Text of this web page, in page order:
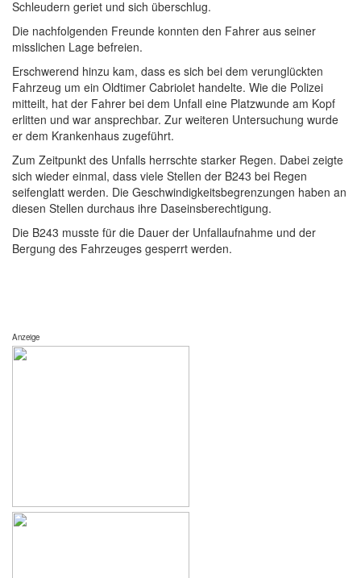
Schleudern geriet und sich überschlug.
Die nachfolgenden Freunde konnten den Fahrer aus seiner
misslichen Lage befreien.
Erschwerend hinzu kam, dass es sich bei dem verunglückten
Fahrzeug um ein Oldtimer Cabriolet handelte. Wie die Polizei
mitteilt, hat der Fahrer bei dem Unfall eine Platzwunde am Kopf
erlitten und war ansprechbar. Zur weiteren Untersuchung wurde
er dem Krankenhaus zugeführt.
Zum Zeitpunkt des Unfalls herrschte starker Regen. Dabei zeigte
sich wieder einmal, dass viele Stellen der B243 bei Regen
seifenglatt werden. Die Geschwindigkeitsbegrenzungen haben an
diesen Stellen durchaus ihre Daseinsberechtigung.
Die B243 musste für die Dauer der Unfallaufnahme und der
Bergung des Fahrzeuges gesperrt werden.
Anzeige